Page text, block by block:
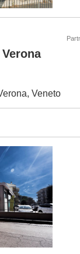
Veneto